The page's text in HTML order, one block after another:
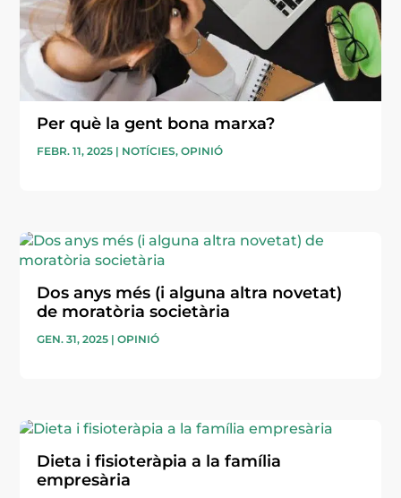
Per què la gent bona marxa?
FEBR. 11, 2025 | NOTÍCIES,OPINIÓ
Dos anys més (i alguna altra novetat)
de moratòria societària
GEN. 31, 2025 |OPINIÓ
Dieta i fisioteràpia a la família
empresària